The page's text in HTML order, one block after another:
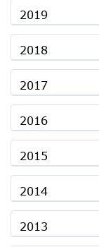
2019
2018
2017
2016
2015
2014
2013